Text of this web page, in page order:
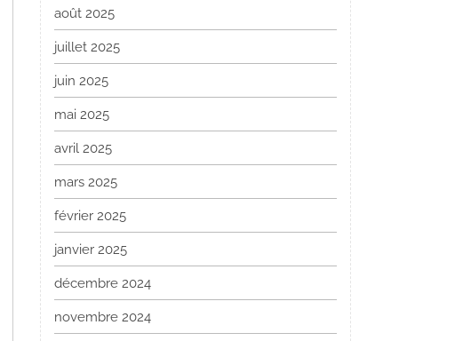
août 2025
juillet 2025
juin 2025
mai 2025
avril 2025
mars 2025
février 2025
janvier 2025
décembre 2024
novembre 2024